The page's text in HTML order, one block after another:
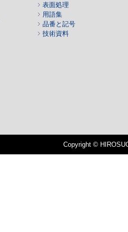
表面処理
用語集
品番と記号
技術資料
Copyright ©